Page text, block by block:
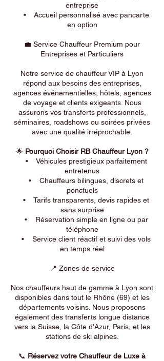
entreprise
• Accueil personnalisé avec pancarte
en option
💼 Service Chauffeur Premium pour
Entreprises et Particuliers
Notre service de chauffeur VIP à Lyon
répond aux besoins des entreprises,
agences événementielles, hôtels, agences
de voyage et clients exigeants. Nous
assurons vos transferts professionnels,
séminaires, roadshows ou soirées privées
avec une qualité irréprochable.
🌟 Pourquoi Choisir RB Chauffeur Lyon ?
• Véhicules prestigieux parfaitement
entretenus
• Chauffeurs bilingues, discrets et
ponctuels
• Tarifs transparents, devis rapides et
sans surprise
• Réservation simple en ligne ou par
téléphone
• Service client réactif et suivi des vols
en temps réel
📍 Zones de service
Nos chauffeurs haut de gamme à Lyon sont
disponibles dans tout le Rhône (69) et les
départements voisins. Nous proposons
également des transferts longue distance
vers la Suisse, la Côte d’Azur, Paris, et les
stations de ski alpines.
📞 Réservez votre Chauffeur de Luxe à